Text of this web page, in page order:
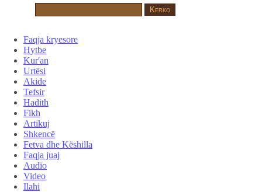
Faqja kryesore
Hytbe
Kur'an
Urtësi
Akide
Tefsir
Hadith
Fikh
Artikuj
Shkencë
Fetva dhe Këshilla
Faqja juaj
Audio
Video
Ilahi